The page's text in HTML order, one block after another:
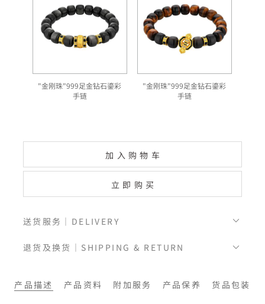
"金刚珠"999足金钻石鎏彩
手链
"金刚珠"999足金钻石鎏彩
手链
加入购物车
立即购买
送货服务｜DELIVERY
退货及换货｜SHIPPING & RETURN
产品描述 产品资料 附加服务 产品保养 货品包装